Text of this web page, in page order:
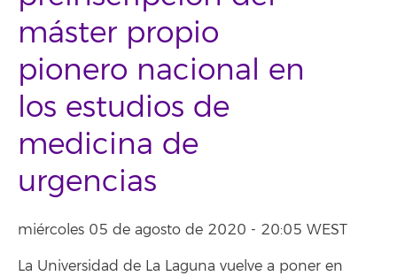
máster propio
pionero nacional en
los estudios de
medicina de
urgencias
miércoles 05 de agosto de 2020 - 20:05 WEST
La Universidad de La Laguna vuelve a poner en